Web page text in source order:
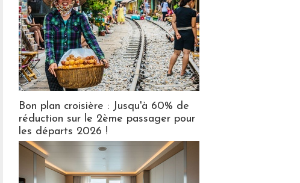
Bon plan croisière : Jusqu'à 60% de
réduction sur le 2ème passager pour
les départs 2026 !